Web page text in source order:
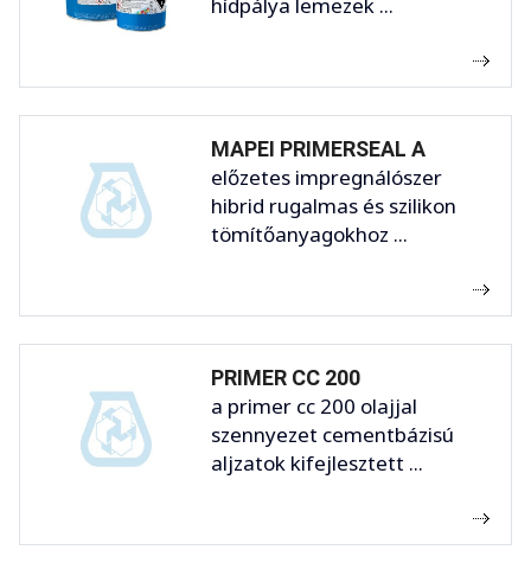
MAPEI PRIMERSEAL A
előzetes impregnálószer
hibrid rugalmas és szilikon
tömítőanyagokhoz ...
PRIMER CC 200
a primer cc 200 olajjal
szennyezet cementbázisú
aljzatok kifejlesztett ...